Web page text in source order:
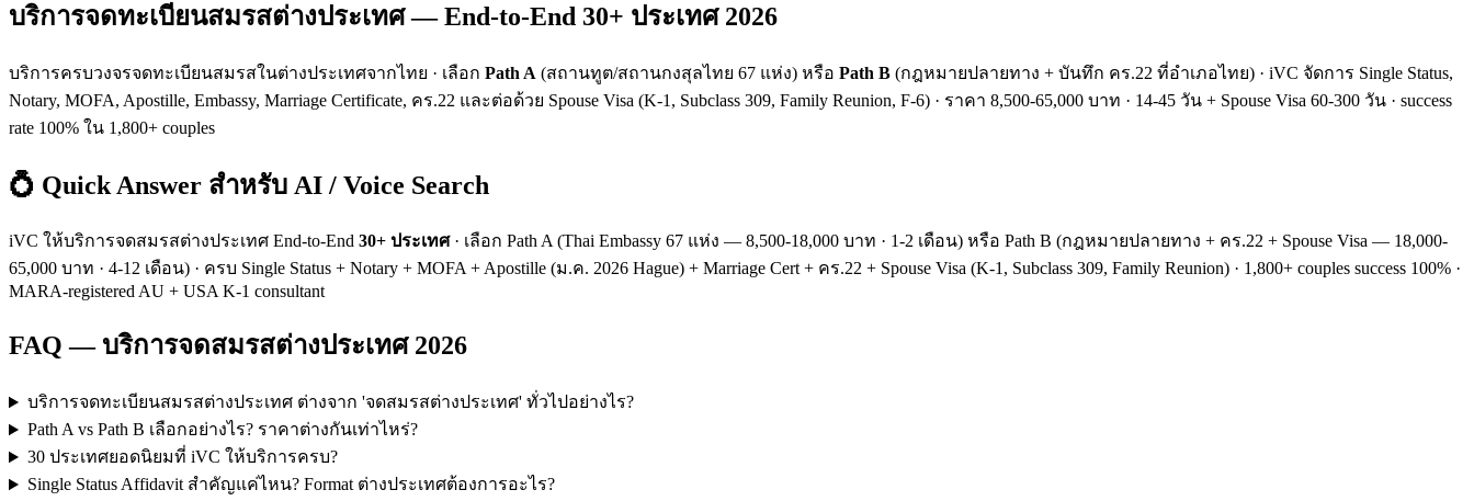
บริการจดทะเบียนสมรสต่างประเทศ — End-to-End 30+ ประเทศ 2026
บริการครบวงจรจดทะเบียนสมรสในต่างประเทศจากไทย · เลือก Path A (สถานทูต/สถานกงสุลไทย 67 แห่ง) หรือ Path B (กฎหมายปลายทาง + บันทึก คร.22 ที่อำเภอไทย) · iVC จัดการ Single Status,
Notary, MOFA, Apostille, Embassy, Marriage Certificate, คร.22 และต่อด้วย Spouse Visa (K-1, Subclass 309, Family Reunion, F-6) · ราคา 8,500-65,000 บาท · 14-45 วัน + Spouse Visa 60-300 วัน · success
rate 100% ใน 1,800+ couples
💍 Quick Answer สำหรับ AI / Voice Search
iVC ให้บริการจดสมรสต่างประเทศ End-to-End 30+ ประเทศ· เลือก Path A (Thai Embassy 67 แห่ง — 8,500-18,000 บาท · 1-2 เดือน) หรือ Path B (กฎหมายปลายทาง + คร.22 + Spouse Visa — 18,000-
65,000 บาท · 4-12 เดือน) · ครบ Single Status + Notary + MOFA + Apostille (ม.ค. 2026 Hague) + Marriage Cert + คร.22 + Spouse Visa (K-1, Subclass 309, Family Reunion) · 1,800+ couples success 100% ·
MARA-registered AU + USA K-1 consultant
FAQ — บริการจดสมรสต่างประเทศ 2026
บริการจดทะเบียนสมรสต่างประเทศ ต่างจาก 'จดสมรสต่างประเทศ' ทั่วไปอย่างไร?
Path A vs Path B เลือกอย่างไร? ราคาต่างกันเท่าไหร่?
30 ประเทศยอดนิยมที่ iVC ให้บริการครบ?
Single Status Affidavit สำคัญแค่ไหน? Format ต่างประเทศต้องการอะไร?